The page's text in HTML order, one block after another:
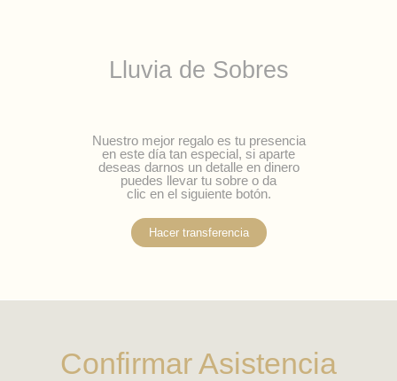
Lluvia de Sobres
Nuestro mejor regalo es tu presencia
en este día tan especial, si aparte
deseas darnos un detalle en dinero
puedes llevar tu sobre o da
clic en el siguiente botón.
Hacer transferencia
Confirmar Asistencia